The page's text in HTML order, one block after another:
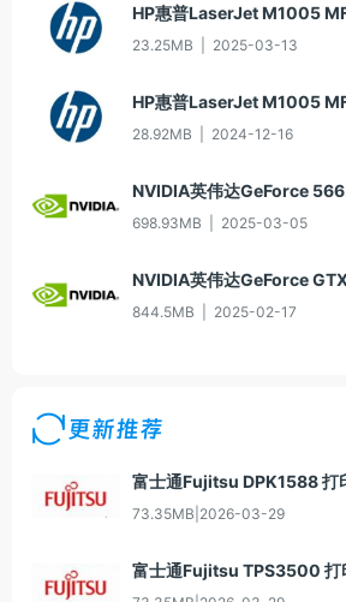
23.25MB 2025-03-13
28.92MB 2024-12-16
NVIDIA英伟达GeForce
698.93MB 2025-03-05
844.5MB 2025-02-17
更新推荐
富士通Fujitsu DPK1588 打
73.35MB 2026-03-29
富士通Fujitsu TPS3500 打